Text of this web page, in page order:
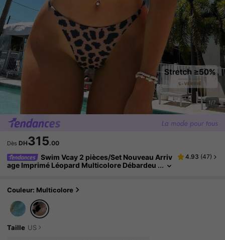
1/7
Dès DH315.00
Swim Vcay 2 pièces/Set Nouveau Arriv
age Imprimé Léopard Multicolore Débardeu
4.93 (47)
Couleur: Multicolore
Taille US